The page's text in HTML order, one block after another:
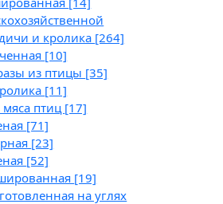
и кролика [264]
[10]
из птицы [35]
[11]
птиц [17]
[71]
[23]
[52]
[19]
на углях